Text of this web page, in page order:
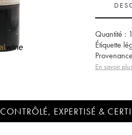
Quantité :
Étiquette
En savoir
CONTRÔLÉ, EXPERTISÉ &